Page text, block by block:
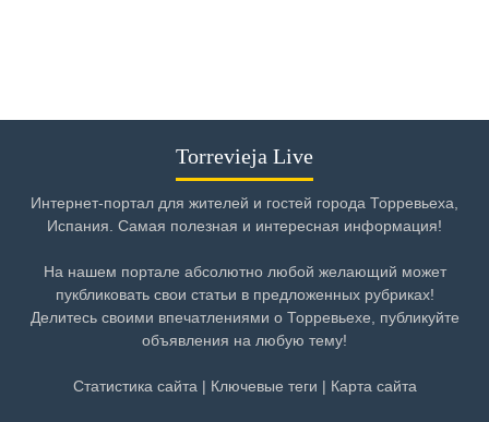
Torrevieja Live
Интернет-портал для жителей и гостей города Торревьеха,
Испания. Самая полезная и интересная информация!
На нашем портале абсолютно любой желающий может
пукбликовать свои статьи в предложенных рубриках!
Делитесь своими впечатлениями о Торревьехе, публикуйте
объявления на любую тему!
Статистика сайта | Ключевые теги | Карта сайта